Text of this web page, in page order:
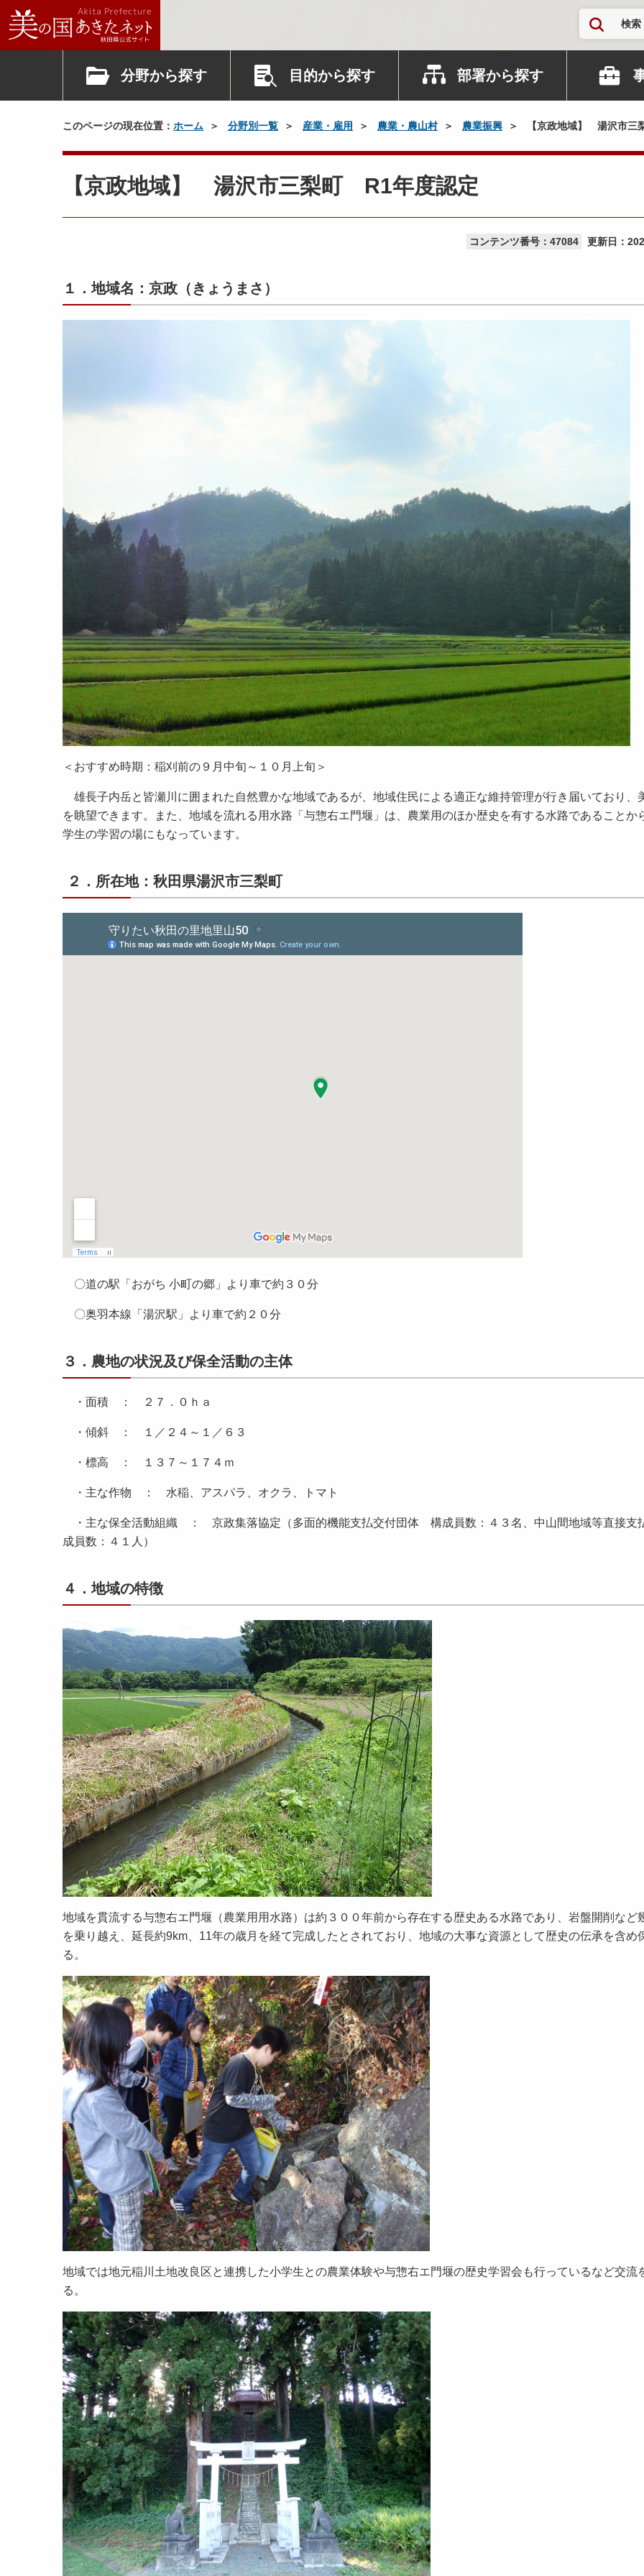
検索
分野から探す 目的から探す 部署から探す
このページの現在位置： ホーム 分野別一覧 産業・雇用 農業・農山村 農業振興 【京政地域】 湯沢市三
【京政地域】 湯沢市三梨町 R1年度認定
コンテンツ番号：47084 更新日：
１．地域名：京政（きょうまさ）
＜おすすめ時期：稲刈前の９月中旬～１０月上旬＞
雄長子内岳と皆瀬川に囲まれた自然豊かな地域であるが、地域住民による適正な維持管理が行き届いており、
を眺望できます。また、地域を流れる用水路「与惣右エ門堰」は、農業用のほか歴史を有する水路であることか
学生の学習の場にもなっています。
２．所在地：秋田県湯沢市三梨町
〇道の駅「おがち 小町の郷」より車で約３０分
〇奥羽本線「湯沢駅」より車で約２０分
３．農地の状況及び保全活動の主体
・面積 ： ２７．０ｈａ
・傾斜 ： １／２４～１／６３
・標高 ： １３７～１７４ｍ
・主な作物 ： 水稲、アスパラ、オクラ、トマト
・主な保全活動組織 ： 京政集落協定（多面的機能支払交付団体 構成員数：４３名、中山間地域等直接
成員数：４１人）
４．地域の特徴
地域を貫流する与惣右エ門堰（農業用用水路）は約３００年前から存在する歴史ある水路であり、岩盤開削など
を乗り越え、延長約9km、11年の歳月を経て完成したとされており、地域の大事な資源として歴史の伝承を含め
る。
地域では地元稲川土地改良区と連携した小学生との農業体験や与惣右エ門堰の歴史学習会も行っているなど交流
る。